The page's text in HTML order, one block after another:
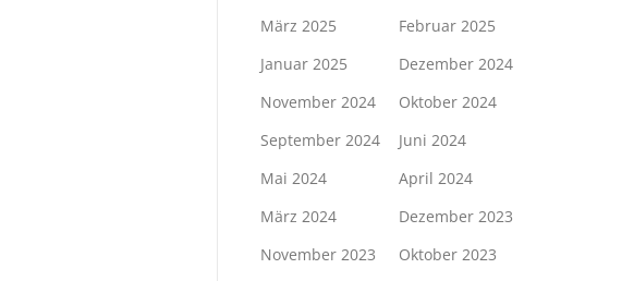
März 2025
Februar 2025
Januar 2025
Dezember 2024
November 2024
Oktober 2024
September 2024
Juni 2024
Mai 2024
April 2024
März 2024
Dezember 2023
November 2023
Oktober 2023